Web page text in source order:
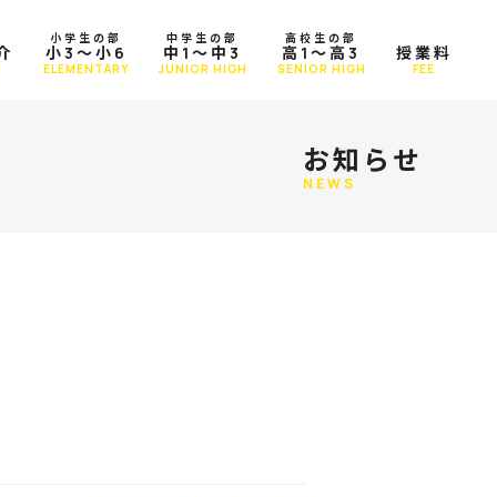
小学生の部
小3～小6
ELEMENTARY
中学生の部
中1～中3
JUNIOR HIGH
高校生の部
高1～高3
SENIOR HIGH
授業料
FEE
お知らせ
NEWS